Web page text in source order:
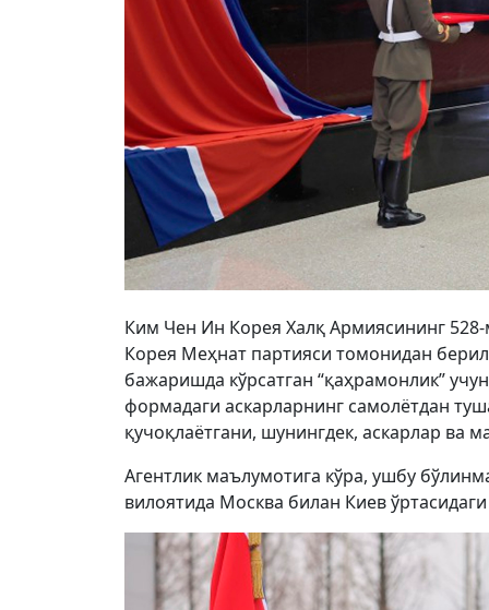
Ким Чен Ин Корея Халқ Армиясининг
Корея Меҳнат партияси томонидан
бажаришда кўрсатган “қаҳрамонлик”
формадаги аскарларнинг самолётдан
қучоқлаётгани, шунингдек, аскарлар ва
Агентлик маълумотига кўра, ушбу
вилоятида Москва билан Киев